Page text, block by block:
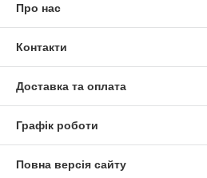
Про нас
Контакти
Доставка та оплата
Графік роботи
Повна версія сайту